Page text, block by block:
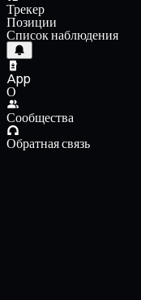
Трекер
Позиции
Список наблюдения
App
О
Сообщества
Обратная связь